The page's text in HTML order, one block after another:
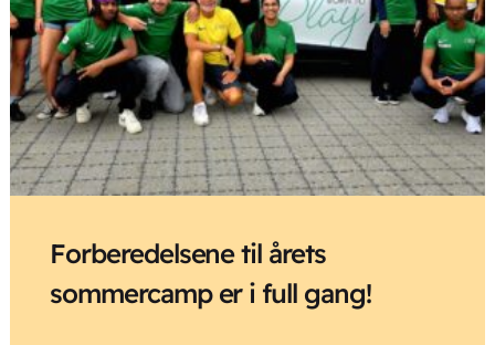
Forberedelsene til årets
sommercamp er i full gang!